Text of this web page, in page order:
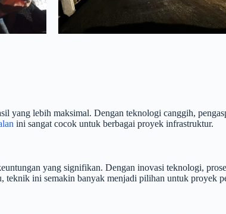
yang lebih maksimal. Dengan teknologi canggih,
ini sangat cocok untuk berbagai proyek infrastruktur.
yang signifikan. Dengan inovasi teknologi,
teknik ini semakin banyak menjadi pilihan untuk proyek